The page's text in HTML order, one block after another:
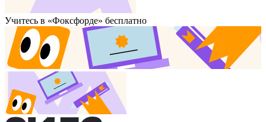
Учитесь в «Фоксфорде» бесплатно